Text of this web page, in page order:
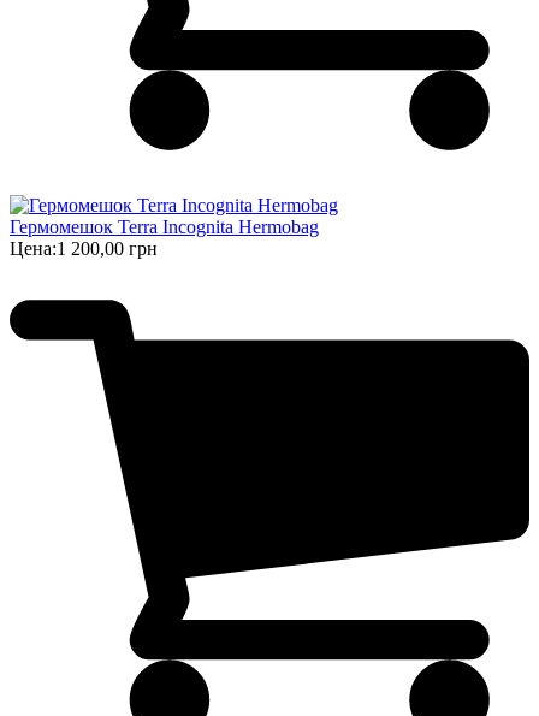
Гермомешок Terra Incognita Hermobag
Цена:1 200,00 грн